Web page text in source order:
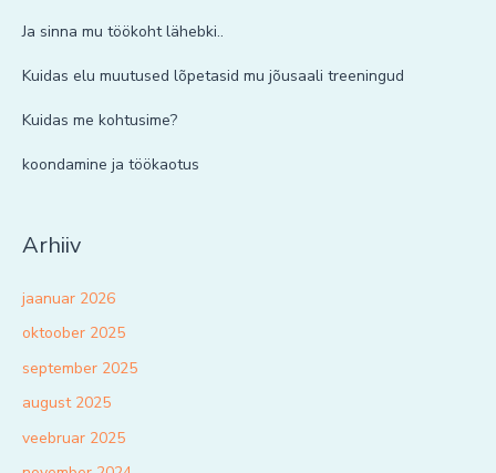
Ja sinna mu töökoht lähebki..
Kuidas elu muutused lõpetasid mu jõusaali treeningud
Kuidas me kohtusime?
koondamine ja töökaotus
Arhiiv
jaanuar 2026
oktoober 2025
september 2025
august 2025
veebruar 2025